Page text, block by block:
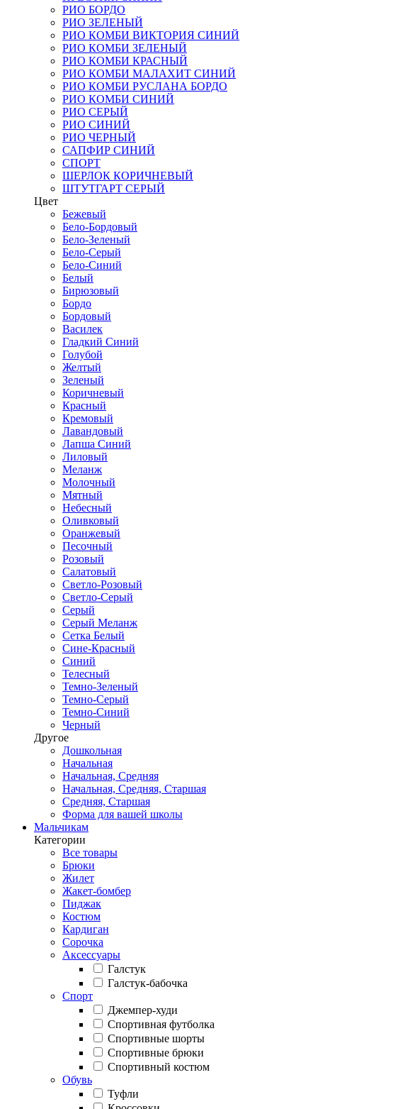
РИО БОРДО
РИО ЗЕЛЕНЫЙ
РИО КОМБИ ВИКТОРИЯ СИНИЙ
РИО КОМБИ ЗЕЛЕНЫЙ
РИО КОМБИ КРАСНЫЙ
РИО КОМБИ МАЛАХИТ СИНИЙ
РИО КОМБИ РУСЛАНА БОРДО
РИО КОМБИ СИНИЙ
РИО СЕРЫЙ
РИО СИНИЙ
РИО ЧЕРНЫЙ
САПФИР СИНИЙ
СПОРТ
ШЕРЛОК КОРИЧНЕВЫЙ
ШТУТГАРТ СЕРЫЙ
Цвет
Бежевый
Бело-Бордовый
Бело-Зеленый
Бело-Серый
Бело-Синий
Белый
Бирюзовый
Бордо
Бордовый
Василек
Гладкий Синий
Голубой
Желтый
Зеленый
Коричневый
Красный
Кремовый
Лавандовый
Лапша Синий
Лиловый
Меланж
Молочный
Мятный
Небесный
Оливковый
Оранжевый
Песочный
Розовый
Салатовый
Светло-Розовый
Светло-Серый
Серый
Серый Меланж
Сетка Белый
Сине-Красный
Синий
Телесный
Темно-Зеленый
Темно-Серый
Темно-Синий
Черный
Другое
Дошкольная
Начальная
Начальная, Средняя
Начальная, Средняя, Старшая
Средняя, Старшая
Форма для вашей школы
Мальчикам
Категории
Все товары
Брюки
Жилет
Жакет-бомбер
Пиджак
Костюм
Кардиган
Сорочка
Аксессуары
Галстук
Галстук-бабочка
Спорт
Джемпер-худи
Спортивная футболка
Спортивные шорты
Спортивные брюки
Спортивный костюм
Обувь
Туфли